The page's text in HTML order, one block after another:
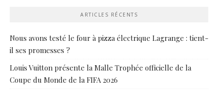
ARTICLES RÉCENTS
Nous avons testé le four à pizza électrique Lagrange : tient-
il ses promesses ?
Louis Vuitton présente la Malle Trophée officielle de la
Coupe du Monde de la FIFA 2026